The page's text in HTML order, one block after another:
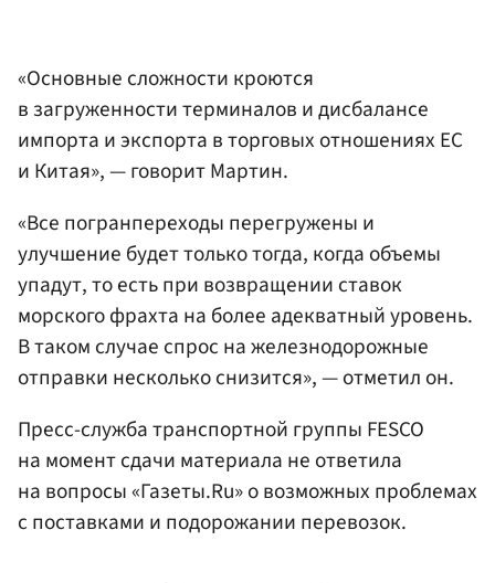
«Основные сложности кроются
в загруженности терминалов и дисбалансе
импорта и экспорта в торговых отношениях ЕС
и Китая», — говорит Мартин.
«Все погранпереходы перегружены и
улучшение будет только тогда, когда объемы
упадут, то есть при возвращении ставок
морского фрахта на более адекватный уровень.
В таком случае спрос на железнодорожные
отправки несколько снизится», — отметил он.
Пресс-служба транспортной группы FESCO
на момент сдачи материала не ответила
на вопросы «Газеты.Ru» о возможных проблемах
с поставками и подорожании перевозок.